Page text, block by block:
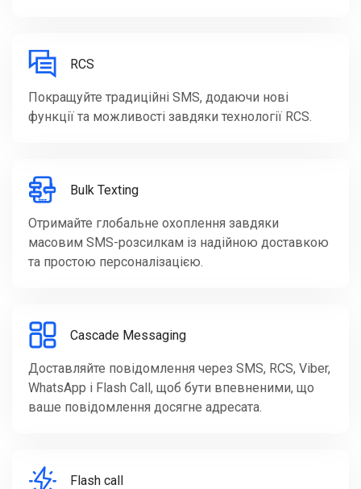
RCS
Покращуйте традиційні SMS, додаючи нові
функції та можливості завдяки технології RCS.
Bulk Texting
Отримайте глобальне охоплення завдяки
масовим SMS-розсилкам із надійною доставкою
та простою персоналізацією.
Cascade Messaging
Доставляйте повідомлення через SMS, RCS, Viber,
WhatsApp і Flash Call, щоб бути впевненими, що
ваше повідомлення досягне адресата.
Flash call